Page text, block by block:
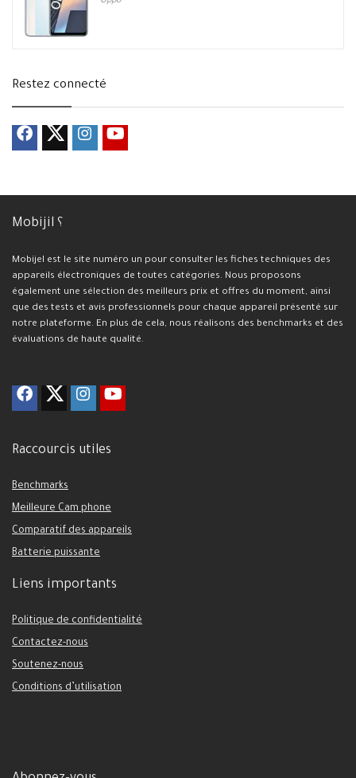
Restez connecté
Mobijil ؟
Mobijel est le site numéro un pour consulter les fiches techniques des
appareils électroniques de toutes catégories. Nous proposons
également une sélection des meilleurs prix et offres du moment, ainsi
que des tests et avis professionnels pour chaque appareil présenté sur
notre plateforme. En plus de cela, nous réalisons des benchmarks et des
évaluations de haute qualité.
Raccourcis utiles
Benchmarks
Meilleure Cam phone
Comparatif des appareils
Batterie puissante
Liens importants
Politique de confidentialité
Contactez-nous
Soutenez-nous
Conditions d’utilisation